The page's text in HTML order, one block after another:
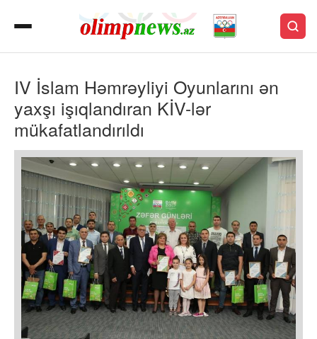
IV İslam Həmrəyliyi Oyunlarını ən
yaxşı işıqlandıran KİV-lər
mükafatlandırıldı